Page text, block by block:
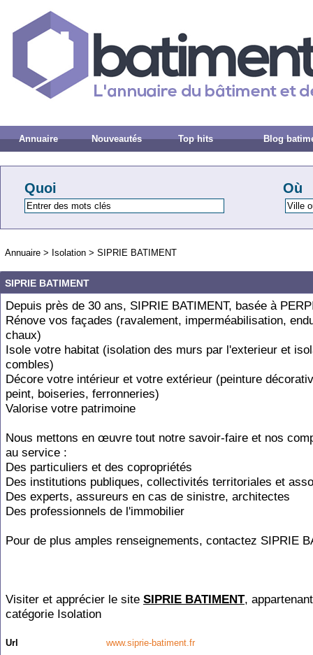
Annuaire Nouveautés Top hits Blog
Quoi Où
Annuaire > Isolation > SIPRIE BATIMENT
SIPRIE BATIMENT
Depuis près de 30 ans, SIPRIE BATIMENT, basée à
Rénove vos façades (ravalement, imperméabilisation,
chaux)
Isole votre habitat (isolation des murs par l'exterieur et
combles)
Décore votre intérieur et votre extérieur (peinture
peint, boiseries, ferronneries)
Valorise votre patrimoine
Nous mettons en œuvre tout notre savoir-faire et nos
au service :
Des particuliers et des copropriétés
Des institutions publiques, collectivités territoriales et
Des experts, assureurs en cas de sinistre, architectes
Des professionnels de l'immobilier
Pour de plus amples renseignements, contactez SIPRIE
Visiter et apprécier le site SIPRIE BATIMENT,
catégorie Isolation
Url
www.siprie-batiment.fr